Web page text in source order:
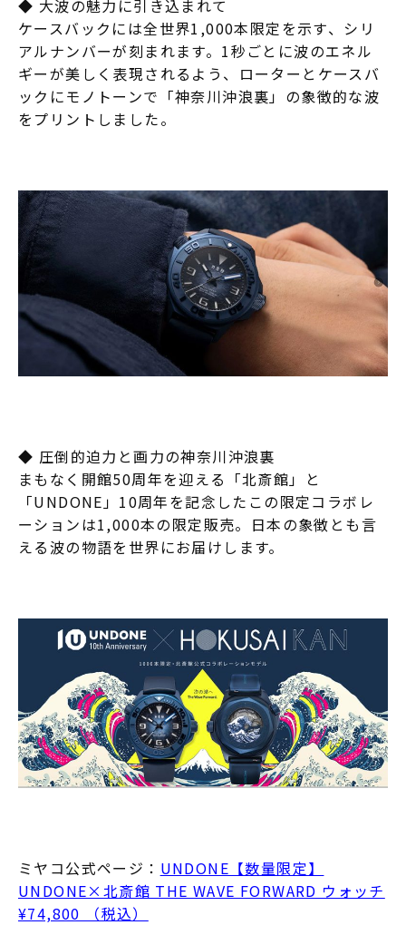
◆ 大波の魅力に引き込まれて
ケースバックには全世界1,000本限定を示す、シリ
アルナンバーが刻まれます。1秒ごとに波のエネル
ギーが美しく表現されるよう、ローターとケースバ
ックにモノトーンで「神奈川沖浪裏」の象徴的な波
をプリントしました。
◆ 圧倒的迫力と画力の神奈川沖浪裏
まもなく開館50周年を迎える「北斎館」と
「UNDONE」10周年を記念したこの限定コラボレ
ーションは1,000本の限定販売。日本の象徴とも言
える波の物語を世界にお届けします。
ミヤコ公式ページ： UNDONE【数量限定】
UNDONE×北斎館 THE WAVE FORWARD ウォッチ
¥74,800 （税込）